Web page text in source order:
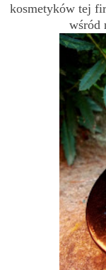
kosmetyków tej
wśród